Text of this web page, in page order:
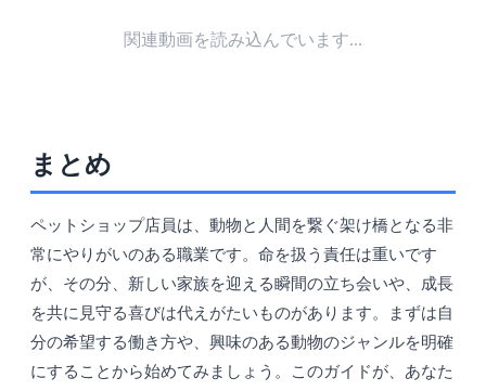
関連動画を読み込んでいます...
まとめ
ペットショップ店員は、動物と人間を繋ぐ架け橋となる非
常にやりがいのある職業です。命を扱う責任は重いです
が、その分、新しい家族を迎える瞬間の立ち会いや、成長
を共に見守る喜びは代えがたいものがあります。まずは自
分の希望する働き方や、興味のある動物のジャンルを明確
にすることから始めてみましょう。このガイドが、あなた